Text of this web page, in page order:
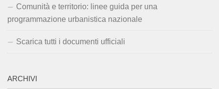
Comunità e territorio: linee guida per una
programmazione urbanistica nazionale
Scarica tutti i documenti ufficiali
ARCHIVI